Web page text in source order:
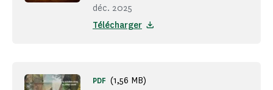
déc. 2025
Télécharger
PDF (1,56 MB)